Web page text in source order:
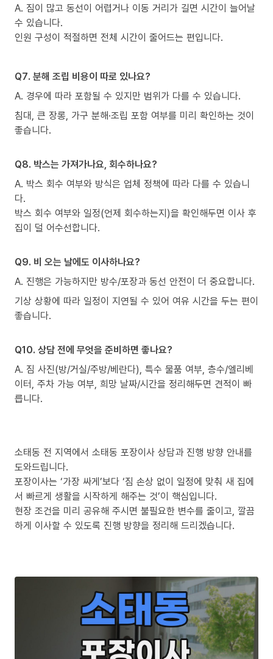
A. 짐이 많고 동선이 어렵거나 이동 거리가 길면 시간이 늘어날
수 있습니다.
인원 구성이 적절하면 전체 시간이 줄어드는 편입니다.
Q7. 분해 조립 비용이 따로 있나요?
A. 경우에 따라 포함될 수 있지만 범위가 다를 수 있습니다.
침대, 큰 장롱, 가구 분해·조립 포함 여부를 미리 확인하는 것이
좋습니다.
Q8. 박스는 가져가나요, 회수하나요?
A. 박스 회수 여부와 방식은 업체 정책에 따라 다를 수 있습니
다.
박스 회수 여부와 일정(언제 회수하는지)을 확인해두면 이사 후
집이 덜 어수선합니다.
Q9. 비 오는 날에도 이사하나요?
A. 진행은 가능하지만 방수/포장과 동선 안전이 더 중요합니다.
기상 상황에 따라 일정이 지연될 수 있어 여유 시간을 두는 편이
좋습니다.
Q10. 상담 전에 무엇을 준비하면 좋나요?
A. 짐 사진(방/거실/주방/베란다), 특수 물품 여부, 층수/엘리베
이터, 주차 가능 여부, 희망 날짜/시간을 정리해두면 견적이 빠
릅니다.
소태동 전 지역에서 소태동 포장이사 상담과 진행 방향 안내를
도와드립니다.
포장이사는 ‘가장 싸게’보다 ‘짐 손상 없이 일정에 맞춰 새 집에
서 빠르게 생활을 시작하게 해주는 것’이 핵심입니다.
현장 조건을 미리 공유해 주시면 불필요한 변수를 줄이고, 깔끔
하게 이사할 수 있도록 진행 방향을 정리해 드리겠습니다.